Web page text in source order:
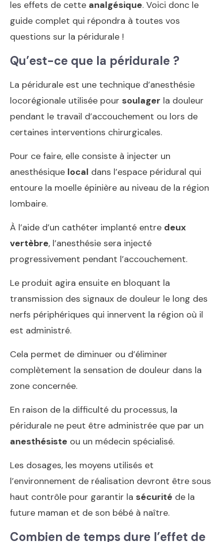
les effets de cette analgésique. Voici donc le
guide complet qui répondra à toutes vos
questions sur la péridurale !
Qu’est-ce que la péridurale ?
La péridurale est une technique d’anesthésie
locorégionale utilisée pour soulager la douleur
pendant le travail d’accouchement ou lors de
certaines interventions chirurgicales.
Pour ce faire, elle consiste à injecter un
anesthésique local dans l’espace péridural qui
entoure la moelle épinière au niveau de la région
lombaire.
À l’aide d’un cathéter implanté entre deux
vertèbre, l’anesthésie sera injecté
progressivement pendant l’accouchement.
Le produit agira ensuite en bloquant la
transmission des signaux de douleur le long des
nerfs périphériques qui innervent la région où il
est administré.
Cela permet de diminuer ou d’éliminer
complètement la sensation de douleur dans la
zone concernée.
En raison de la difficulté du processus, la
péridurale ne peut être administrée que par un
anesthésiste ou un médecin spécialisé.
Les dosages, les moyens utilisés et
l’environnement de réalisation devront être sous
haut contrôle pour garantir la sécurité de la
future maman et de son bébé à naître.
Combien de temps dure l’effet de